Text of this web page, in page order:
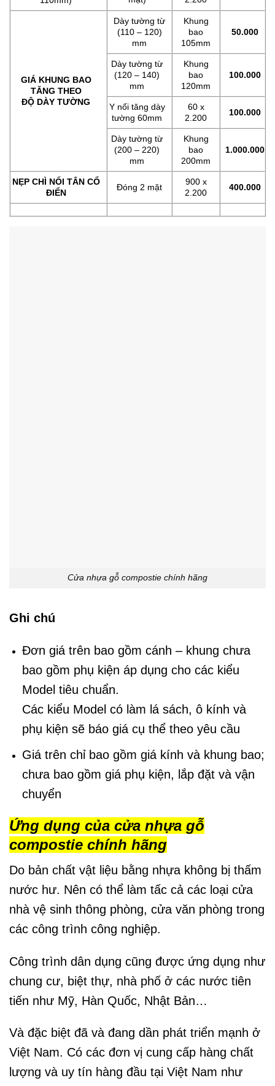
GIÁ KHUNG BAO
TĂNG THEO
ĐỘ DÀY TƯỜNG
Dày tường từ
(110 – 120)
mm
Khung
bao
105mm
50.000
Dày tường từ
(120 – 140)
mm
Khung
bao
120mm
100.000
Y nối tăng dày
tường 60mm
60 x
2.200
100.000
Dày tường từ
(200 – 220)
mm
Khung
bao
200mm
1.000.000
NẸP CHÌ NỐI TÂN CỔ
ĐIỂN
Đóng 2 mặt
900 x
2.200
400.000
Cửa nhựa gỗ compostie chính hãng
Ghi chú
Đơn giá trên bao gồm cánh – khung chưa
bao gồm phụ kiện áp dụng cho các kiểu
Model tiêu chuẩn.
Các kiểu Model có làm lá sách, ô kính và
phụ kiện sẽ báo giá cụ thể theo yêu cầu
Giá trên chỉ bao gồm giá kính và khung bao;
chưa bao gồm giá phụ kiện, lắp đặt và vận
chuyển
Ứng dụng của cửa nhựa gỗ
compostie chính hãng
Do bản chất vật liệu bằng nhựa không bị thấm
nước hư. Nên có thể làm tấc cả các loại cửa
nhà vệ sinh thông phòng, cửa văn phòng trong
các công trình công nghiệp.
Công trình dân dụng cũng được ứng dụng như
chung cư, biệt thự, nhà phố ở các nước tiên
tiến như Mỹ, Hàn Quốc, Nhật Bản…
Và đặc biệt đã và đang dần phát triển mạnh ở
Việt Nam. Có các đơn vị cung cấp hàng chất
lượng và uy tín hàng đầu tại Việt Nam như